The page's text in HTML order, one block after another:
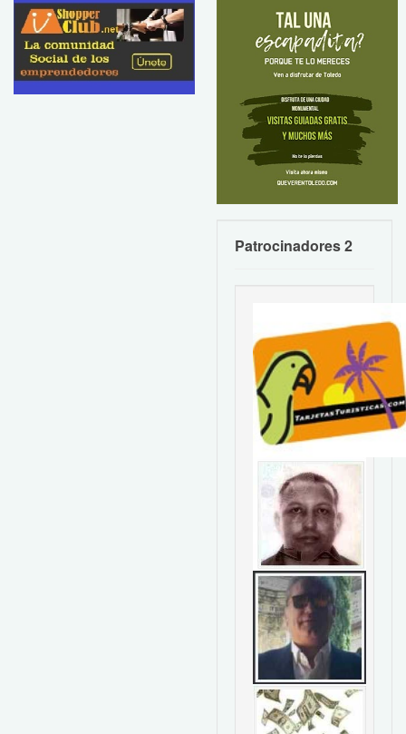
Patrocinadores 2